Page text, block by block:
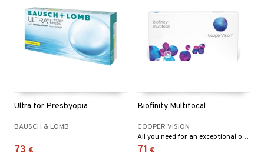
Ultra for Presbyopia
BAUSCH & LOMB
73 €
Biofinity Multifocal
COOPER VISION
All you need for an exceptional overall daily disposable experience.
71 €